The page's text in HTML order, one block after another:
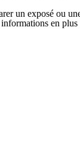
un exposé ou
en plus